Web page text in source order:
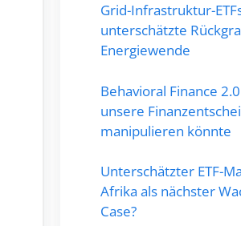
Grid-Infrastruktur-
unterschätzte
Energiewende
Behavioral Finance
unsere
manipulieren könnte
Unterschätzter ETF-
Afrika als nächster
Case?